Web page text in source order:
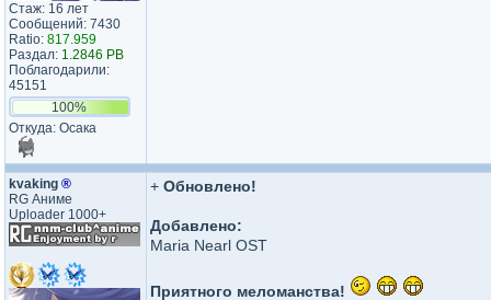
Стаж: 16 лет
Сообщений: 7430
Ratio: 817.959
Раздал: 1.2846 PB
Поблагодарили:
45151
100%
Откуда: Осака
kvaking ®
RG Аниме
Uploader 1000+
+ Обновлено!
Добавлено:
Maria Nearl OST
Приятного меломанства!